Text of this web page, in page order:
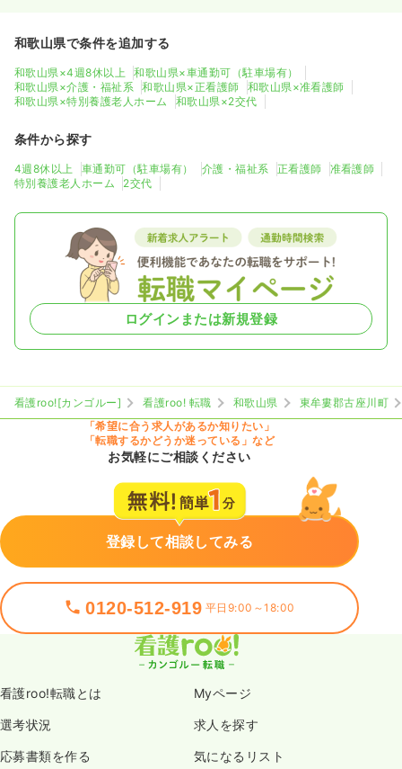
和歌山県で条件を追加する
和歌山県×4週8休以上
和歌山県×車通勤可（駐車場有）
和歌山県×介護・福祉系
和歌山県×正看護師
和歌山県×准看護師
和歌山県×特別養護老人ホーム
和歌山県×2交代
条件から探す
4週8休以上 車通勤可（駐車場有） 介護・福祉系 正看護師
准看護師
特別養護老人ホーム
2交代
ログインまたは新規登録
看護roo![カンゴルー] 看護roo! 転職 和歌山県
東牟婁郡古座川町
「希望に合う求人があるか知りたい」
「転職するかどうか迷っている」など
お気軽にご相談ください
登録して相談してみる
0120-512-919 平日9:00～18:00
看護roo!転職とは Myページ
選考状況 求人を探す
応募書類を作る 気になるリスト